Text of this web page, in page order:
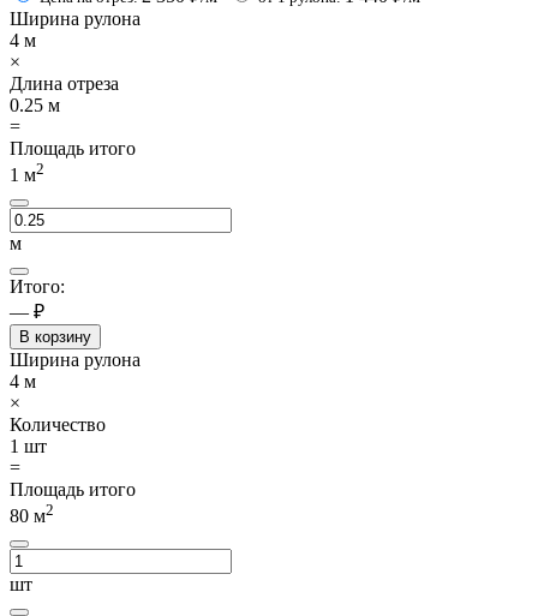
Ширина рулона
4 м
×
Длина отреза
0.25 м
=
Площадь итого
1 м2
м
Итого:
— ₽
В корзину
Ширина рулона
4 м
×
Количество
1 шт
=
Площадь итого
80 м2
шт